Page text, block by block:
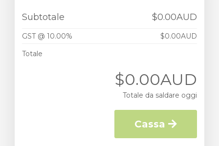
Subtotale $0.00AUD
GST @ 10.00%
$0.00AUD
Totale
$0.00AUD
Totale da saldare oggi
Cassa